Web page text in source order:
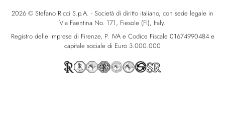
2026 © Stefano Ricci S.p.A. - Società di diritto italiano, con sede legale in
Via Faentina No. 171, Fiesole (FI), Italy.
Registro delle Imprese di Firenze, P. IVA e Codice Fiscale 01674990484 e
capitale sociale di Euro 3.000.000